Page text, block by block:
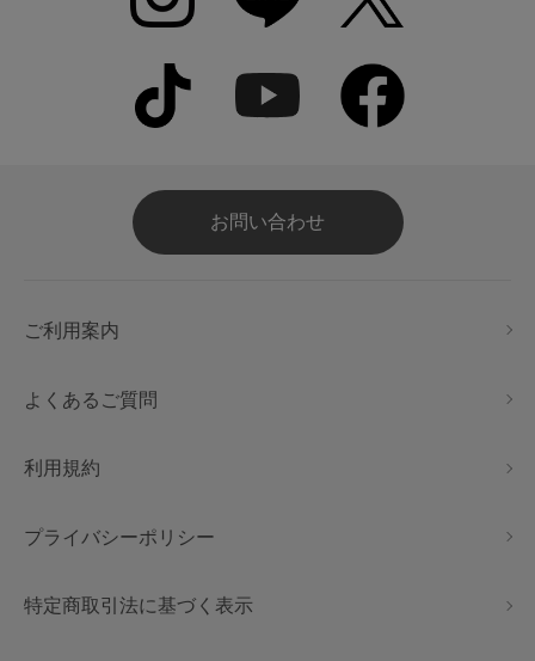
お問い合わせ
ご利用案内
よくあるご質問
利用規約
プライバシーポリシー
特定商取引法に基づく表示